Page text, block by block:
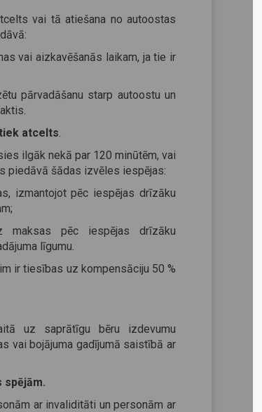
vai tā atiešana no autoostas
vai aizkavēšanās laikam, ja tie ir
pārvadāšanu starp autoostu un
atcelts.
ilgāk nekā par 120 minūtēm, vai
piedāvā šādas izvēles iespējas:
izmantojot pēc iespējas drīzāku
maksas pēc iespējas drīzāku
līgumu.
ir tiesības uz kompensāciju 50 %
uz saprātīgu bēru izdevumu
vai bojājuma gadījumā saistībā ar
ar invaliditāti un personām ar